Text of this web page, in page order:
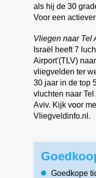
als hij de 30
Voor een
Vliegen naar Tel
Israël heeft 7
Airport'(TLV)
vliegvelden ter
30 jaar in de top
vluchten naar
Aviv. Kijk voor
Vliegveldinfo.nl.
Goedkope